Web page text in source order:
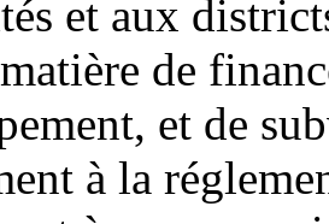
et aux
de
et de
à la